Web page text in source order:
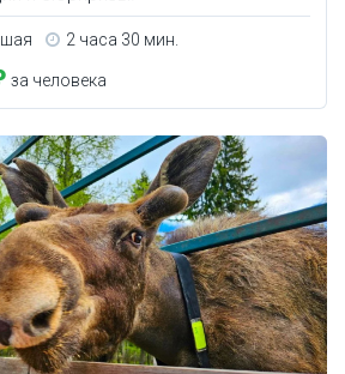
2 часа 30 мин.
за человека